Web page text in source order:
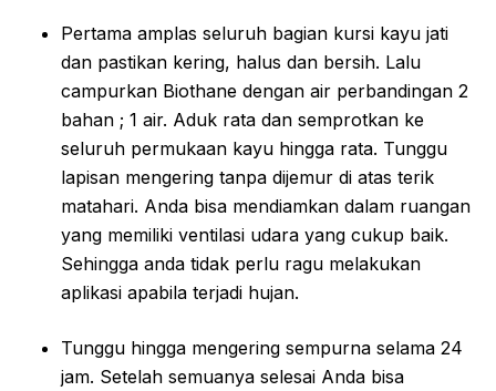
Pertama amplas seluruh bagian kursi kayu jati
dan pastikan kering, halus dan bersih. Lalu
campurkan Biothane dengan air perbandingan 2
bahan ; 1 air. Aduk rata dan semprotkan ke
seluruh permukaan kayu hingga rata. Tunggu
lapisan mengering tanpa dijemur di atas terik
matahari. Anda bisa mendiamkan dalam ruangan
yang memiliki ventilasi udara yang cukup baik.
Sehingga anda tidak perlu ragu melakukan
aplikasi apabila terjadi hujan.
Tunggu hingga mengering sempurna selama 24
jam. Setelah semuanya selesai Anda bisa